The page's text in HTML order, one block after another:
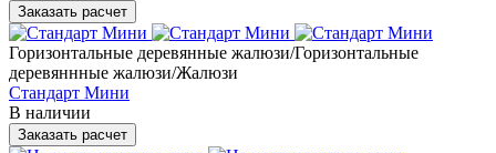
Заказать расчет
Горизонтальные деревянные жалюзи/Горизонтальные
деревяннные жалюзи/Жалюзи
Стандарт Мини
В наличии
Заказать расчет